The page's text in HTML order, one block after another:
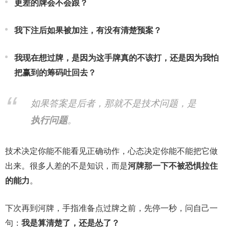
更差的牌会不会跟？
我下注后如果被加注，有没有清楚预案？
我现在想过牌，是因为这手牌真的不该打，还是因为我怕
把赢到的筹码吐回去？
如果答案是后者，那就不是技术问题，是
执行问题。
技术决定你能不能看见正确动作，心态决定你能不能把它做
出来。很多人差的不是知识，而是河牌那一下不被恐惧拉住
的能力。
下次再到河牌，手指准备点过牌之前，先停一秒，问自己一
句： 我是算清楚了，还是怂了？